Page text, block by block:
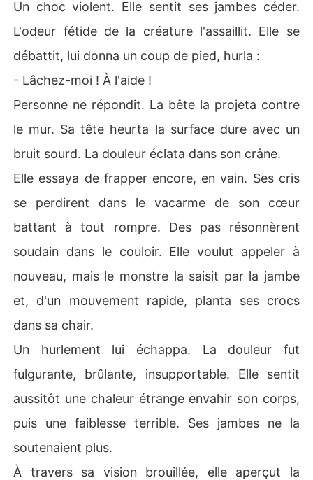
Un choc violent. Elle sentit ses jambes céder.
L'odeur fétide de la créature l'assaillit. Elle se
débattit, lui donna un coup de pied, hurla :
- Lâchez-moi ! À l'aide !
Personne ne répondit. La bête la projeta contre
le mur. Sa tête heurta la surface dure avec un
bruit sourd. La douleur éclata dans son crâne.
Elle essaya de frapper encore, en vain. Ses cris
se perdirent dans le vacarme de son cœur
battant à tout rompre. Des pas résonnèrent
soudain dans le couloir. Elle voulut appeler à
nouveau, mais le monstre la saisit par la jambe
et, d'un mouvement rapide, planta ses crocs
dans sa chair.
Un hurlement lui échappa. La douleur fut
fulgurante, brûlante, insupportable. Elle sentit
aussitôt une chaleur étrange envahir son corps,
puis une faiblesse terrible. Ses jambes ne la
soutenaient plus.
À travers sa vision brouillée, elle aperçut la